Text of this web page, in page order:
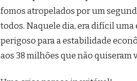
fomos atropelados por um
todos. Naquele dia, era difícil
perigoso para a estabilidade
aos 38 milhões que não quiseram